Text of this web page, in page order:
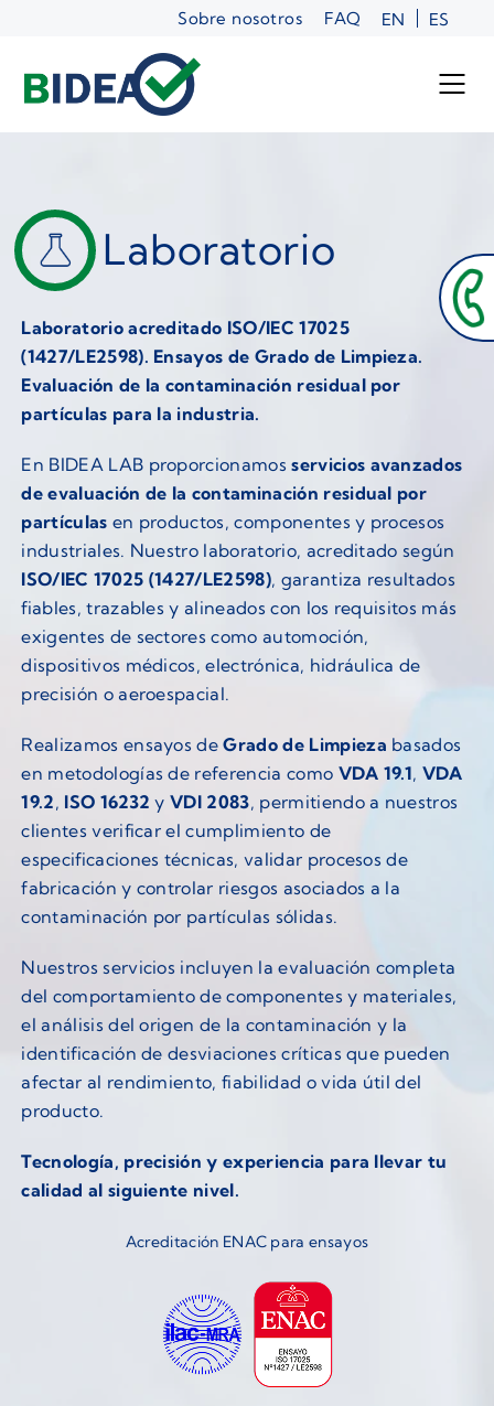
contenido
Sobre nosotros FAQ EN ES
Laboratorio
Laboratorio acreditado ISO/IEC 17025
(1427/LE2598). Ensayos de Grado de Limpieza.
Evaluación de la contaminación residual por
partículas para la industria.
En BIDEA LAB proporcionamosservicios avanzados
de evaluación de la contaminación residual por
partículas en productos, componentes y procesos
industriales. Nuestro laboratorio, acreditado según
ISO/IEC 17025 (1427/LE2598), garantiza resultados
fiables, trazables y alineados con los requisitos más
exigentes de sectores como automoción,
dispositivos médicos, electrónica, hidráulica de
precisión o aeroespacial.
Realizamos ensayos deGrado de Limpieza basados
en metodologías de referencia como VDA 19.1, VDA
19.2, ISO 16232 yVDI 2083, permitiendo a nuestros
clientes verificar el cumplimiento de
especificaciones técnicas, validar procesos de
fabricación y controlar riesgos asociados a la
contaminación por partículas sólidas.
Nuestros servicios incluyen la evaluación completa
del comportamiento de componentes y materiales,
el análisis del origen de la contaminación y la
identificación de desviaciones críticas que pueden
afectar al rendimiento, fiabilidad o vida útil del
producto.
Tecnología, precisión y experiencia para llevar tu
calidad al siguiente nivel.
Acreditación ENAC para ensayos